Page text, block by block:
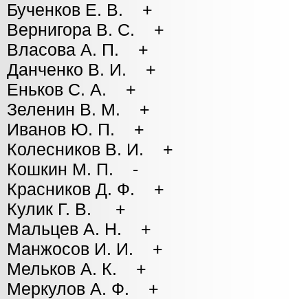
Бученков Е. В. +
Вернигора В. С. +
Власова А. П. +
Данченко В. И. +
Еньков С. А. +
Зеленин В. М. +
Иванов Ю. П. +
Колесников В. И. +
Кошкин М. П. -
Красников Д. Ф. +
Кулик Г. В. +
Мальцев А. Н. +
Манжосов И. И. +
Мельков А. К. +
Меркулов А. Ф. +